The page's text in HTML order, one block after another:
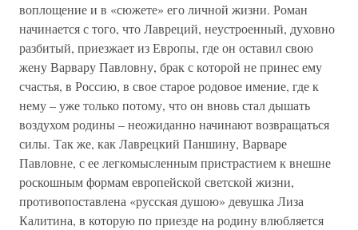
воплощение и в «сюжете» его личной жизни. Роман
начинается с того, что Лавреций, неустроенный, духовно
разбитый, приезжает из Европы, где он оставил свою
жену Варвару Павловну, брак с которой не принес ему
счастья, в Россию, в свое старое родовое имение, где к
нему – уже только потому, что он вновь стал дышать
воздухом родины – неожиданно начинают возвращаться
силы. Так же, как Лаврецкий Паншину, Варваре
Павловне, с ее легкомысленным пристрастием к внешне
роскошным формам европейской светской жизни,
противопоставлена «русская душою» девушка Лиза
Калитина, в которую по приезде на родину влюбляется